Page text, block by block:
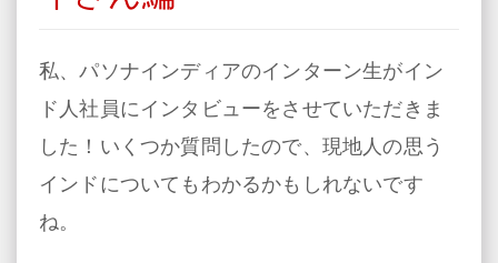
私、パソナインディアのインターン生がイン
ド人社員にインタビューをさせていただきま
した！いくつか質問したので、現地人の思う
インドについてもわかるかもしれないです
ね。